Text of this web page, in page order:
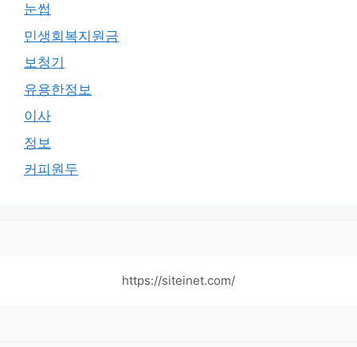
눈썹
민생회복지원금
보청기
유용한정보
이사
정보
커피원두
https://siteinet.com/